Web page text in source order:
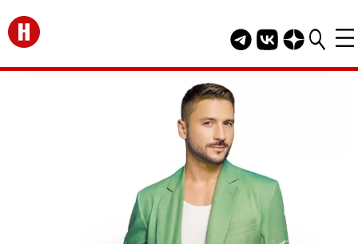
Перейти на главную
Telegram канал
Группа HELLO
Канал